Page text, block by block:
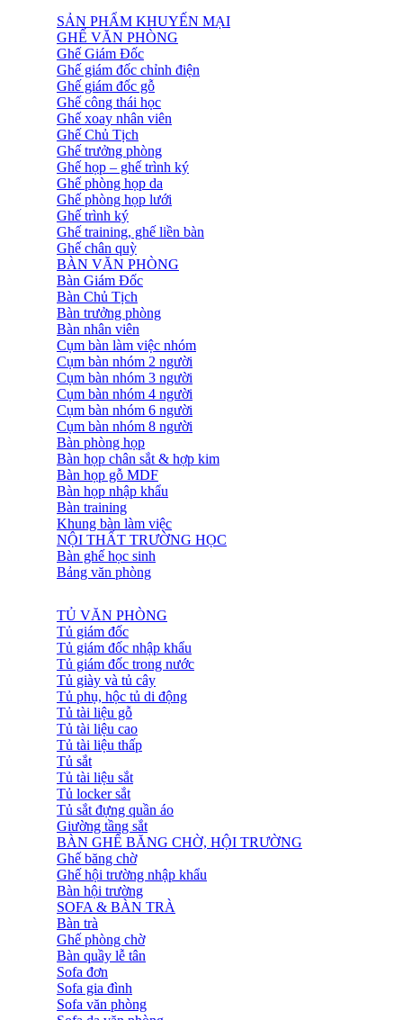
SẢN PHẨM KHUYẾN MẠI
GHẾ VĂN PHÒNG
Ghế Giám Đốc
Ghế giám đốc chỉnh điện
Ghế giám đốc gỗ
Ghế công thái học
Ghế xoay nhân viên
Ghế Chủ Tịch
Ghế trưởng phòng
Ghế họp – ghế trình ký
Ghế phòng họp da
Ghế phòng họp lưới
Ghế trình ký
Ghế training, ghế liền bàn
Ghế chân quỳ
BÀN VĂN PHÒNG
Bàn Giám Đốc
Bàn Chủ Tịch
Bàn trưởng phòng
Bàn nhân viên
Cụm bàn làm việc nhóm
Cụm bàn nhóm 2 người
Cụm bàn nhóm 3 người
Cụm bàn nhóm 4 người
Cụm bàn nhóm 6 người
Cụm bàn nhóm 8 người
Bàn phòng họp
Bàn họp chân sắt & hợp kim
Bàn họp gỗ MDF
Bàn họp nhập khẩu
Bàn training
Khung bàn làm việc
NỘI THẤT TRƯỜNG HỌC
Bàn ghế học sinh
Bảng văn phòng
TỦ VĂN PHÒNG
Tủ giám đốc
Tủ giám đốc nhập khẩu
Tủ giám đốc trong nước
Tủ giày và tủ cây
Tủ phụ, hộc tủ di động
Tủ tài liệu gỗ
Tủ tài liệu cao
Tủ tài liệu thấp
Tủ sắt
Tủ tài liệu sắt
Tủ locker sắt
Tủ sắt đựng quần áo
Giường tầng sắt
BÀN GHẾ BĂNG CHỜ, HỘI TRƯỜNG
Ghế băng chờ
Ghế hội trường nhập khẩu
Bàn hội trường
SOFA & BÀN TRÀ
Bàn trà
Ghế phòng chờ
Bàn quầy lễ tân
Sofa đơn
Sofa gia đình
Sofa văn phòng